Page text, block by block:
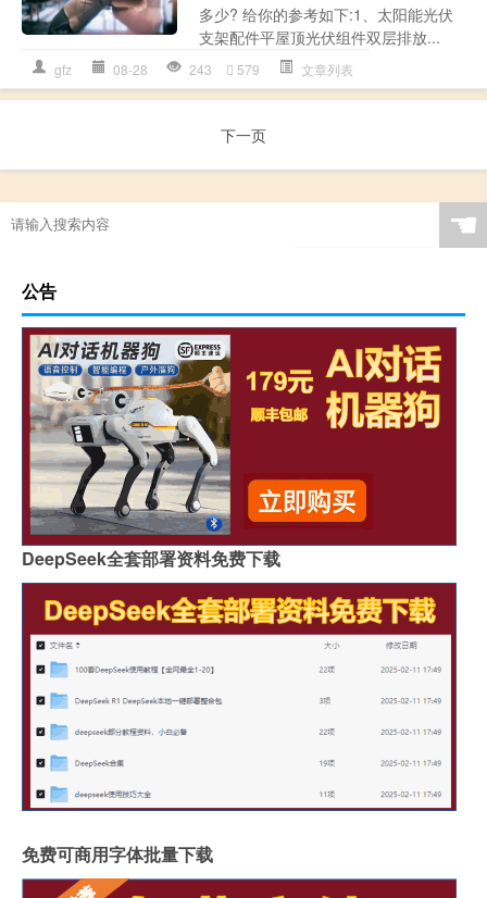
多少? 给你的参考如下:1、太阳能光伏
支架配件平屋顶光伏组件双层排放...
gfz 08-28 243 579 文章列表
下一页
☚
公告
DeepSeek全套部署资料免费下载
免费可商用字体批量下载